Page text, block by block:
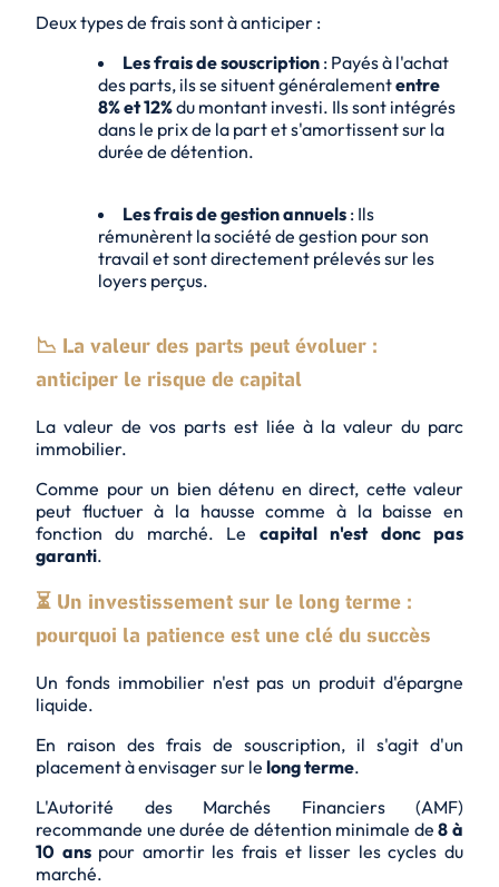
Deux types de frais sont à anticiper :
Les frais de souscription : Payés à l'achat
des parts, ils se situent généralemententre
8% et 12%du montant investi. Ils sont intégrés
dans le prix de la part et s'amortissent sur la
durée de détention.
Les frais de gestion annuels : Ils
rémunèrent la société de gestion pour son
travail et sont directement prélevés sur les
loyers perçus.
📉 La valeur des parts peut évoluer :
anticiper le risque de capital
La valeur de vos parts est liée à la valeur du parc
immobilier.
Comme pour un bien détenu en direct, cette valeur
peut fluctuer à la hausse comme à la baisse en
fonction du marché. Le capital n'est donc pas
garanti.
⏳ Un investissement sur le long terme :
pourquoi la patience est une clé du succès
Un fonds immobilier n'est pas un produit d'épargne
liquide.
En raison des frais de souscription, il s'agit d'un
placement à envisager sur le long terme.
L'Autorité des Marchés Financiers (AMF)
recommande une durée de détention minimale de8 à
10 anspour amortir les frais et lisser les cycles du
marché.